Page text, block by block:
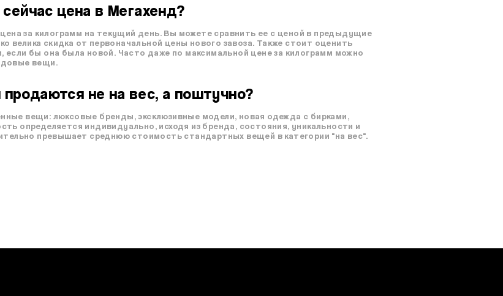
цена в Мегахенд?
за килограмм на текущий день. Вы можете сравнить ее с ценой в предыдущие
велика скидка от первоначальной цены нового завоза. Также стоит оценить
бы она была новой. Часто даже по максимальной цене за килограмм можно
вещи.
не на вес, а поштучно?
вещи: люксовые бренды, эксклюзивные модели, новая одежда с бирками,
определяется индивидуально, исходя из бренда, состояния, уникальности и
превышает среднюю стоимость стандартных вещей в категории "на вес".